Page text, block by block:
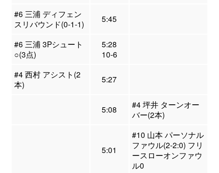
#6 三浦 ディフェン
スリバウンド(0-1-1)
5:45
#6 三浦 3Pシュート
○(3点)
5:28
10-6
#4 西村 アシスト(2
本)
5:27
5:08
#4 坪井 ターンオー
バー(2本)
5:01
#10 山本 パーソナル
ファウル(2-2:0) フリ
ースローオンファウ
ル0